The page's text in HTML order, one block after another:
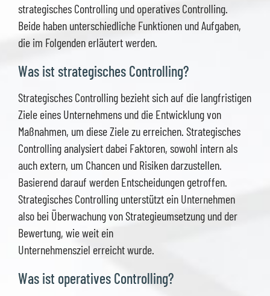
strategisches Controlling und operatives Controlling.
Beide haben unterschiedliche Funktionen und Aufgaben,
die im Folgenden erläutert werden.
Was ist strategisches Controlling?
Strategisches Controlling bezieht sich auf die langfristigen
Ziele eines Unternehmens und die Entwicklung von
Maßnahmen, um diese Ziele zu erreichen. Strategisches
Controlling analysiert dabei Faktoren, sowohl intern als
auch extern, um Chancen und Risiken darzustellen.
Basierend darauf werden Entscheidungen getroffen.
Strategisches Controlling unterstützt ein Unternehmen
also bei Überwachung von Strategieumsetzung und der
Bewertung, wie weit ein
Unternehmensziel erreicht wurde.
Was ist operatives Controlling?